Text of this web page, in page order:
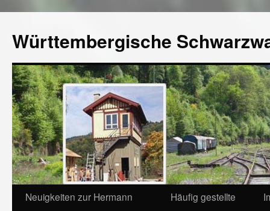
Württembergische
Neuigkeiten zur Hermann
Häufig gestellte